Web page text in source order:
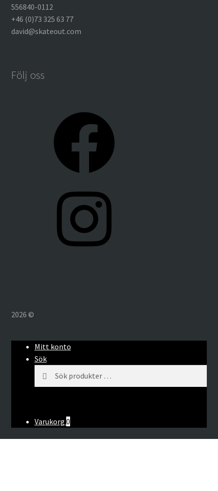
556840-0112
+46 (0)73 325 63 77
david@skateout.com
Följ oss
2026 ©
Mitt konto
Sök
Varukorg 0